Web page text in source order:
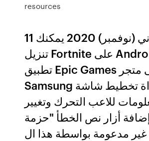
resources
11 تشرين الثاني (نوفمبر) 2020 يمكنك
تنزيل Fortnite على Android عبر
تطبيق Epic Games على متجر
Samsung تتيح أداة تخطيط شاشة
للاعب التحرك وتغيير
أزار نص الخطأ "حزمة
غير مدعومة بواسطة هذا ال